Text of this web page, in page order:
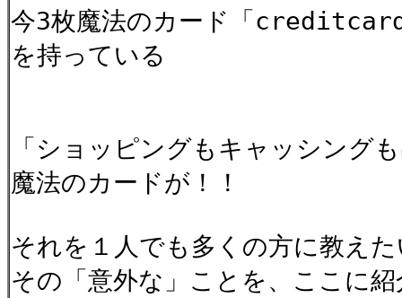
今3枚魔法のカード「
を持っている
「ショッピングもキャッシング
魔法のカードが！！
それを１人でも多くの方に教え
その「意外な」ことを、ここに